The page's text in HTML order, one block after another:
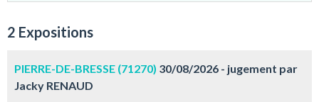
2 Expositions
PIERRE-DE-BRESSE (71270) 30/08/2026 - jugement par
Jacky RENAUD